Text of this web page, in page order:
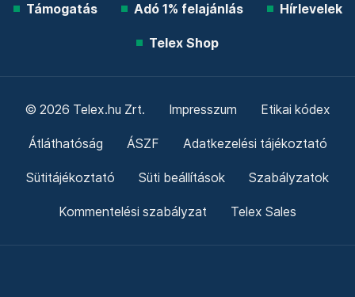
Támogatás Adó 1% felajánlás Hírlevelek
Telex Shop
© 2026 Telex.hu Zrt. Impresszum Etikai kódex
Átláthatóság ÁSZF Adatkezelési tájékoztató
Sütitájékoztató Süti beállítások Szabályzatok
Kommentelési szabályzat Telex Sales